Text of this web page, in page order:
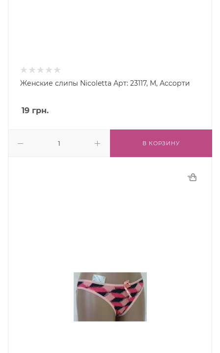
Женские слипы Nicoletta Арт: 23117, M, Ассорти
19 грн.
В КОРЗИНУ